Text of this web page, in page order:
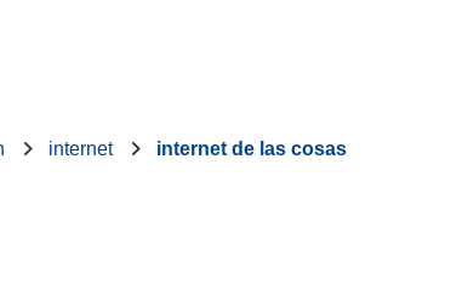
internet
internet de las cosas